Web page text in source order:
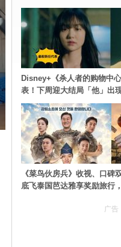
Disney+《杀人者的购物中
表！下周迎大结局「他」出
《菜鸟伙房兵》收视、口碑
底飞泰国芭达雅享奖励旅行
广告